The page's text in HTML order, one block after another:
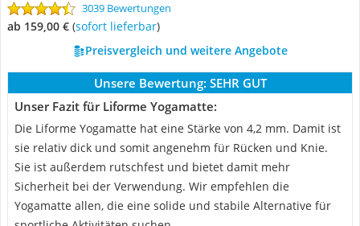
3039 Bewertungen
ab 159,00 € ( Sofort lieferbar)
Preisvergleich und weitere Angebote
Unsere Bewertung: SEHR GUT
Unser Fazit für Liforme Yogamatte:
Die Liforme Yogamatte hat eine Stärke von 4,2 mm. Damit ist
sie relativ dick und somit angenehm für Rücken und Knie.
Sie ist außerdem rutschfest und bietet damit mehr
Sicherheit bei der Verwendung. Wir empfehlen die
Yogamatte allen, die eine solide und stabile Alternative für